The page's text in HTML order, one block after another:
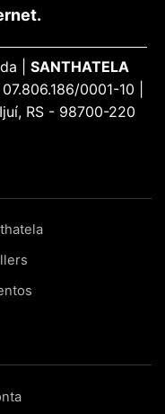
| SANTHATELA
0001-10 |
RS - 98700-220